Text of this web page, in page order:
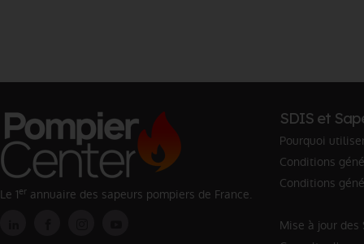
Le 1er annuaire des sapeurs pompiers de France.
SDIS et
Pourquoi
Conditions
Conditions
Mise à jour des